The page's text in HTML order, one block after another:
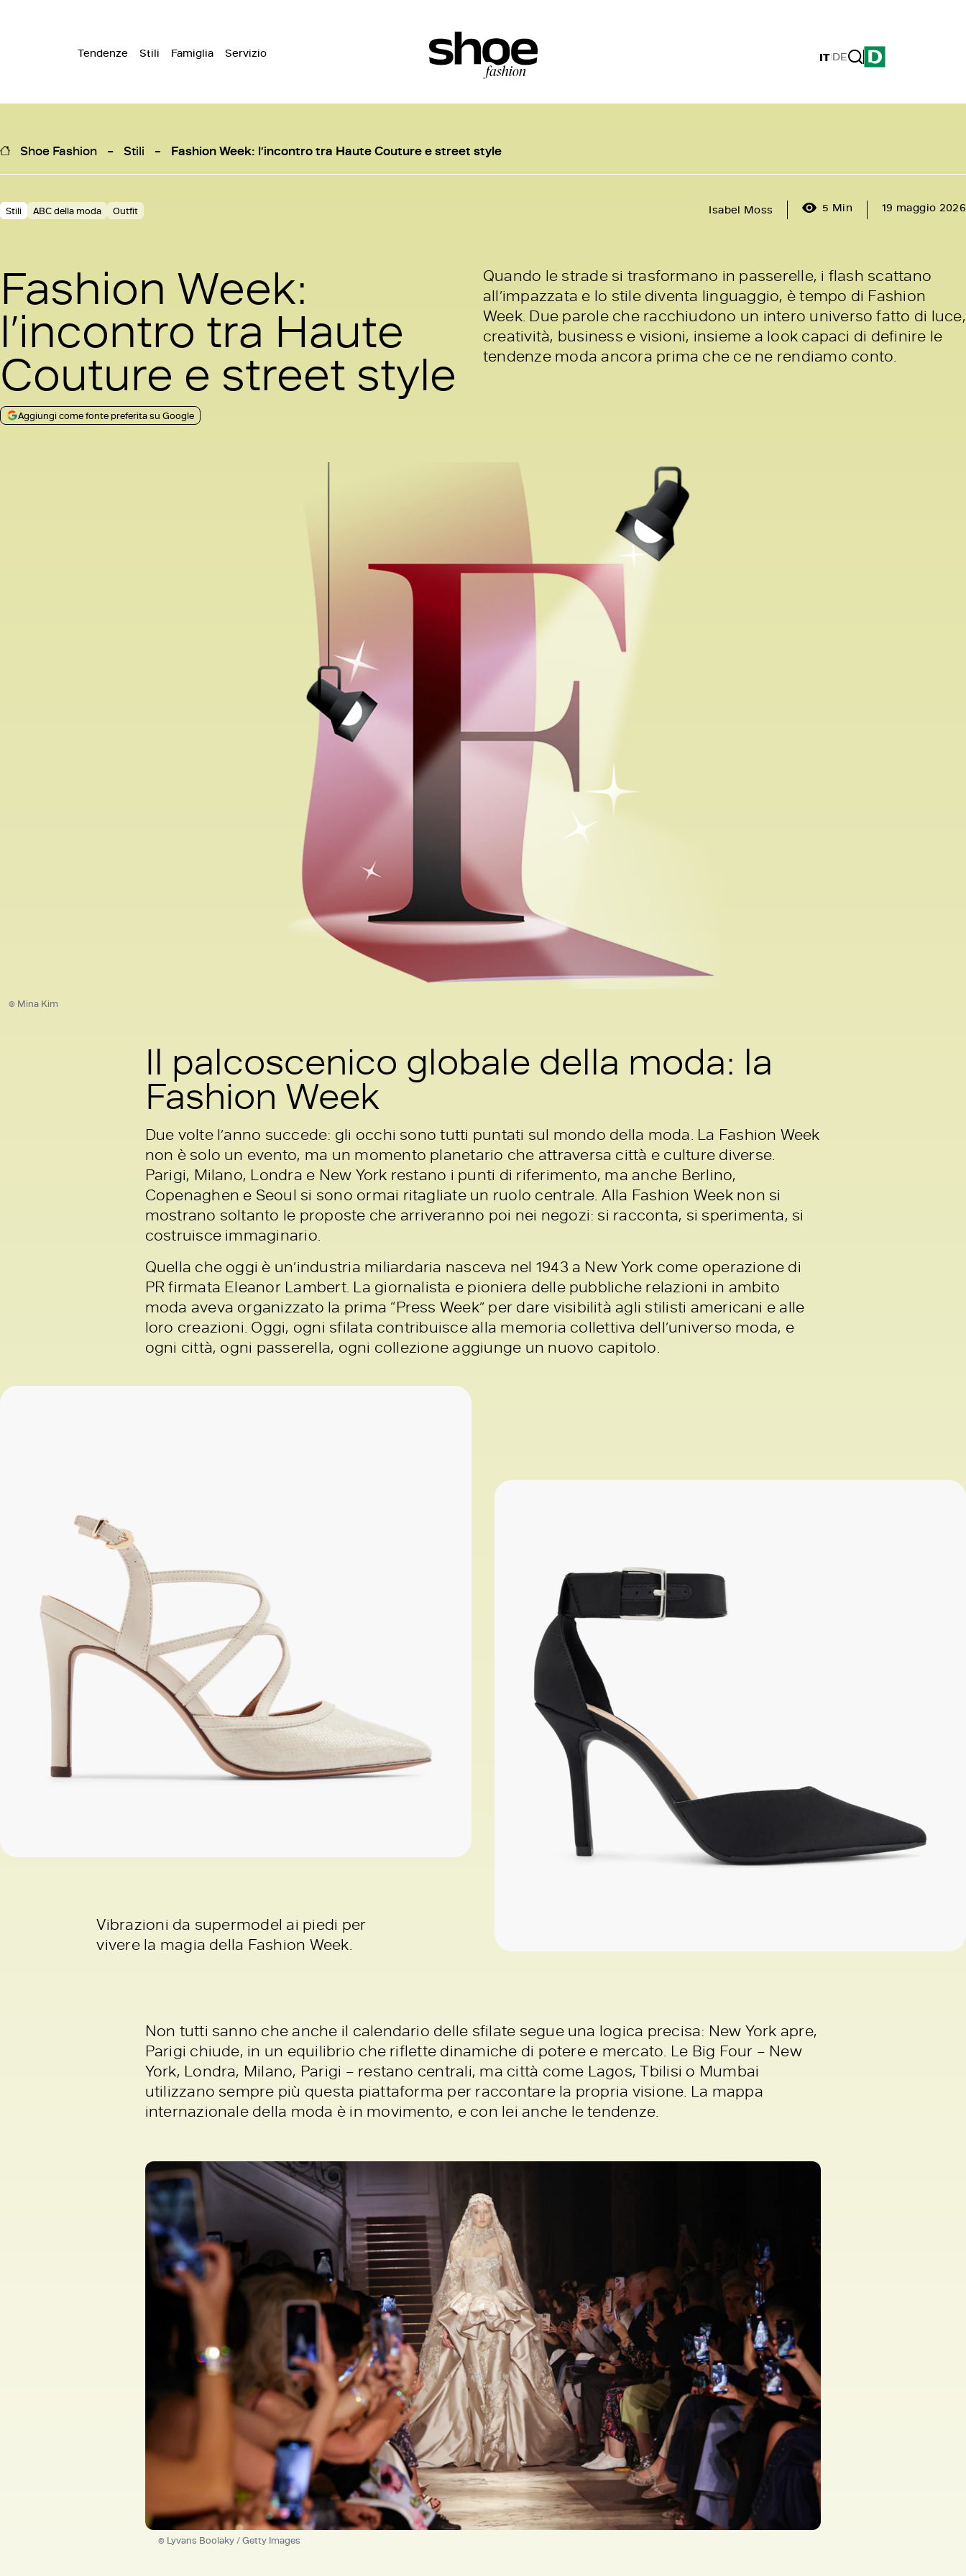
Tendenze Stili Famiglia Servizio IT|DE
Shoe Fashion Stili Fashion Week: l’incontro tra Haute Couture e street style
Stili ABC della moda Outfit Isabel Moss 5 Min 19 maggio 2026
Fashion Week:
l’incontro tra Haute
Couture e street style
Aggiungi come fonte preferita su Google
Quando le strade si trasformano in passerelle, i flash scattano
all’impazzata e lo stile diventa linguaggio, è tempo di Fashion
Week. Due parole che racchiudono un intero universo fatto di luce,
creatività, business e visioni, insieme a look capaci di definire le
tendenze moda ancora prima che ce ne rendiamo conto.
© Mina Kim
Il palcoscenico globale della moda: la
Fashion Week
Due volte l’anno succede: gli occhi sono tutti puntati sul mondo della moda. La Fashion Week
non è solo un evento, ma un momento planetario che attraversa città e culture diverse.
Parigi, Milano, Londra e New York restano i punti di riferimento, ma anche Berlino,
Copenaghen e Seoul si sono ormai ritagliate un ruolo centrale. Alla Fashion Week non si
mostrano soltanto le proposte che arriveranno poi nei negozi: si racconta, si sperimenta, si
costruisce immaginario.
Quella che oggi è un’industria miliardaria nasceva nel 1943 a New York come operazione di
PR firmata Eleanor Lambert. La giornalista e pioniera delle pubbliche relazioni in ambito
moda aveva organizzato la prima “Press Week” per dare visibilità agli stilisti americani e alle
loro creazioni. Oggi, ogni sfilata contribuisce alla memoria collettiva dell’universo moda, e
ogni città, ogni passerella, ogni collezione aggiunge un nuovo capitolo.
Vibrazioni da supermodel ai piedi per
vivere la magia della Fashion Week.
Non tutti sanno che anche il calendario delle sfilate segue una logica precisa: New York apre,
Parigi chiude, in un equilibrio che riflette dinamiche di potere e mercato. Le Big Four – New
York, Londra, Milano, Parigi – restano centrali, ma città come Lagos, Tbilisi o Mumbai
utilizzano sempre più questa piattaforma per raccontare la propria visione. La mappa
internazionale della moda è in movimento, e con lei anche le tendenze.
© Lyvans Boolaky / Getty Images